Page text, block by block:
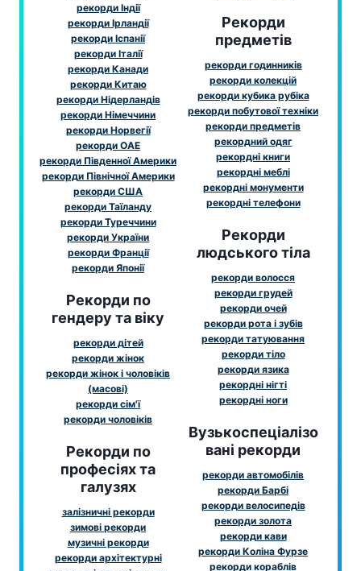
рекорди Індії
рекорди Ірландії
рекорди Іспанії
рекорди Італії
рекорди Канади
рекорди Китаю
рекорди Нідерландів
рекорди Німеччини
рекорди Норвегії
рекорди ОАЕ
рекорди Південної Америки
рекорди Північної Америки
рекорди США
рекорди Таїланду
рекорди Туреччини
рекорди України
рекорди Франції
рекорди Японії
Рекорди по
гендеру та віку
рекорди дітей
рекорди жінок
рекорди жінок і чоловіків
(масові)
рекорди сім'ї
рекорди чоловіків
Рекорди по
професіях та
галузях
залізничні рекорди
зимові рекорди
музичні рекорди
рекорди архітектурні
Рекорди
предметів
рекорди годинників
рекорди колекцій
рекорди кубика рубіка
рекорди побутової техніки
рекорди предметів
рекордний одяг
рекордні книги
рекордні меблі
рекордні монументи
рекордні телефони
Рекорди
людського тіла
рекорди волосся
рекорди грудей
рекорди очей
рекорди рота і зубів
рекорди татуювання
рекорди тіло
рекорди язика
рекордні нігті
рекордні ноги
Вузькоспеціалізо
вані рекорди
рекорди автомобілів
рекорди Барбі
рекорди велосипедів
рекорди золота
рекорди кави
рекорди Коліна Фурзе
рекорди кораблів